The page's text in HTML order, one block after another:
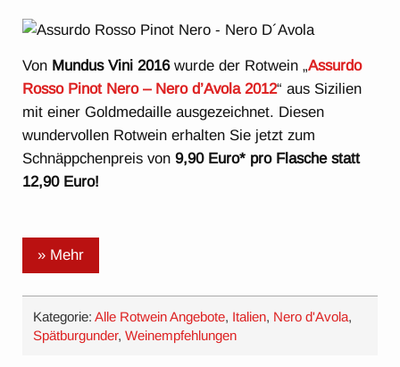
Von Mundus Vini 2016wurde der Rotwein „Assurdo
Rosso Pinot Nero – Nero d’Avola 2012“ aus Sizilien
mit einer Goldmedaille ausgezeichnet. Diesen
wundervollen Rotwein erhalten Sie jetzt zum
Schnäppchenpreis von9,90 Euro* pro Flasche statt
12,90 Euro!
» Mehr
Kategorie:Alle Rotwein Angebote, Italien, Nero d'Avola,
Spätburgunder,Weinempfehlungen